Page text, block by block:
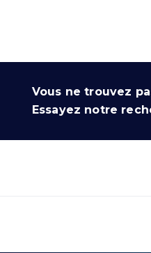
Vous ne trouvez
Essayez notre